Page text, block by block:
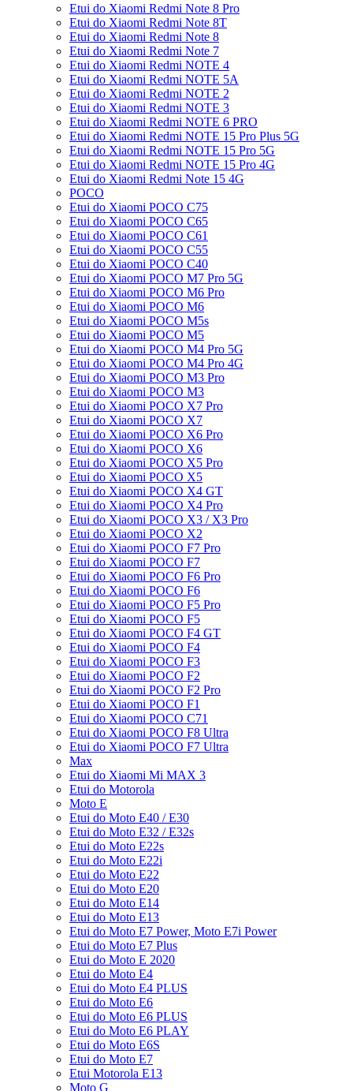
Etui do Xiaomi Redmi Note 8 Pro
Etui do Xiaomi Redmi Note 8T
Etui do Xiaomi Redmi Note 8
Etui do Xiaomi Redmi Note 7
Etui do Xiaomi Redmi NOTE 4
Etui do Xiaomi Redmi NOTE 5A
Etui do Xiaomi Redmi NOTE 2
Etui do Xiaomi Redmi NOTE 3
Etui do Xiaomi Redmi NOTE 6 PRO
Etui do Xiaomi Redmi NOTE 15 Pro Plus 5G
Etui do Xiaomi Redmi NOTE 15 Pro 5G
Etui do Xiaomi Redmi NOTE 15 Pro 4G
Etui do Xiaomi Redmi Note 15 4G
POCO
Etui do Xiaomi POCO C75
Etui do Xiaomi POCO C65
Etui do Xiaomi POCO C61
Etui do Xiaomi POCO C55
Etui do Xiaomi POCO C40
Etui do Xiaomi POCO M7 Pro 5G
Etui do Xiaomi POCO M6 Pro
Etui do Xiaomi POCO M6
Etui do Xiaomi POCO M5s
Etui do Xiaomi POCO M5
Etui do Xiaomi POCO M4 Pro 5G
Etui do Xiaomi POCO M4 Pro 4G
Etui do Xiaomi POCO M3 Pro
Etui do Xiaomi POCO M3
Etui do Xiaomi POCO X7 Pro
Etui do Xiaomi POCO X7
Etui do Xiaomi POCO X6 Pro
Etui do Xiaomi POCO X6
Etui do Xiaomi POCO X5 Pro
Etui do Xiaomi POCO X5
Etui do Xiaomi POCO X4 GT
Etui do Xiaomi POCO X4 Pro
Etui do Xiaomi POCO X3 / X3 Pro
Etui do Xiaomi POCO X2
Etui do Xiaomi POCO F7 Pro
Etui do Xiaomi POCO F7
Etui do Xiaomi POCO F6 Pro
Etui do Xiaomi POCO F6
Etui do Xiaomi POCO F5 Pro
Etui do Xiaomi POCO F5
Etui do Xiaomi POCO F4 GT
Etui do Xiaomi POCO F4
Etui do Xiaomi POCO F3
Etui do Xiaomi POCO F2
Etui do Xiaomi POCO F2 Pro
Etui do Xiaomi POCO F1
Etui do Xiaomi POCO C71
Etui do Xiaomi POCO F8 Ultra
Etui do Xiaomi POCO F7 Ultra
Max
Etui do Xiaomi Mi MAX 3
Etui do Motorola
Moto E
Etui do Moto E40 / E30
Etui do Moto E32 / E32s
Etui do Moto E22s
Etui do Moto E22i
Etui do Moto E22
Etui do Moto E20
Etui do Moto E14
Etui do Moto E13
Etui do Moto E7 Power, Moto E7i Power
Etui do Moto E7 Plus
Etui do Moto E 2020
Etui do Moto E4
Etui do Moto E4 PLUS
Etui do Moto E6
Etui do Moto E6 PLUS
Etui do Moto E6 PLAY
Etui do Moto E6S
Etui do Moto E7
Etui Motorola E13
Moto G